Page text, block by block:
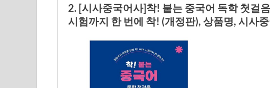
2. [시사중국어사]착! 붙는 중국어 독학 첫걸
시험까지 한 번에 착! (개정판), 상품명, 시사